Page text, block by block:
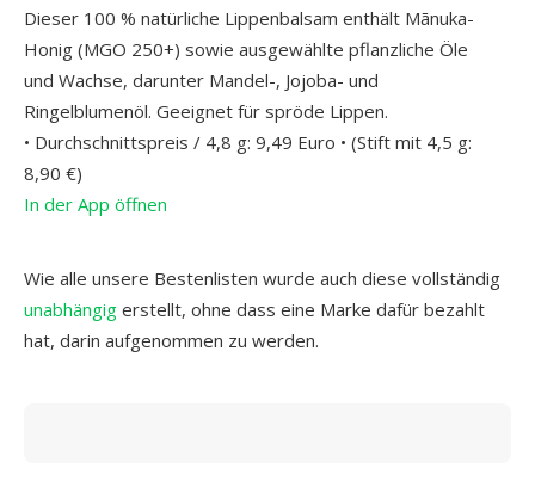
Dieser 100 % natürliche Lippenbalsam enthält Mānuka-
Honig (MGO 250+) sowie ausgewählte pflanzliche Öle
und Wachse, darunter Mandel-, Jojoba- und
Ringelblumenöl. Geeignet für spröde Lippen.
• Durchschnittspreis / 4,8 g: 9,49 Euro • (Stift mit 4,5 g:
8,90 €)
In der App öffnen
Wie alle unsere Bestenlisten wurde auch diese vollständig
unabhängig erstellt, ohne dass eine Marke dafür bezahlt
hat, darin aufgenommen zu werden.